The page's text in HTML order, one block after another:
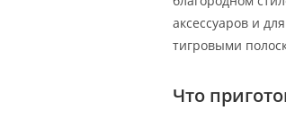
аксессуаров и
тигровыми
Что